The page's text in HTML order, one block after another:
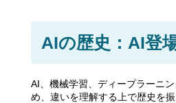
AIの歴史：AI登
AI、機械学習、ディープラーニ
め、違いを理解する上で歴史を